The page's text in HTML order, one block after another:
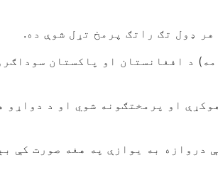
د دې دروازې د بېرته پرانیستو د هڅو په دوام، نن (دوشنبه،
او پرمختګونه شوي او د
به یوازې په هغه صورت کې